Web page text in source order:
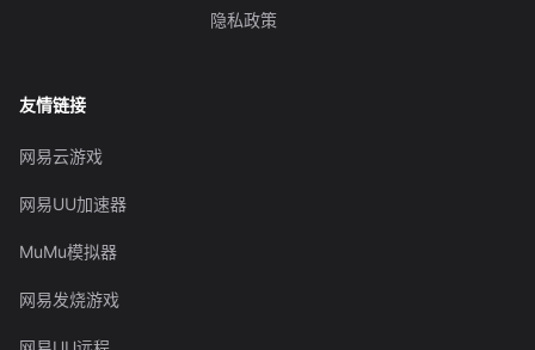
隐私政策
友情链接
网易云游戏
网易UU加速器
MuMu模拟器
网易发烧游戏